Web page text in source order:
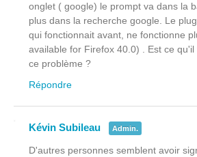
onglet ( google) le prompt va dans la
plus dans la recherche google. Le
qui fonctionnait avant, ne fonctionne
available for Firefox 40.0) . Est ce
ce problème ?
Répondre
Kévin Subileau Admin.
D'autres personnes semblent avoir